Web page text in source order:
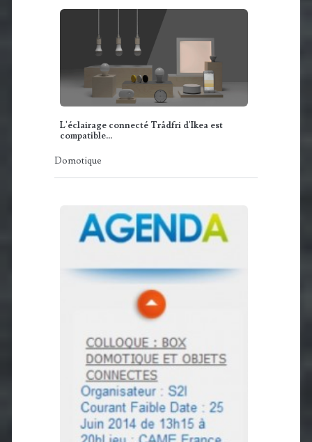
L'éclairage connecté Trådfri d'Ikea est
compatible…
Domotique